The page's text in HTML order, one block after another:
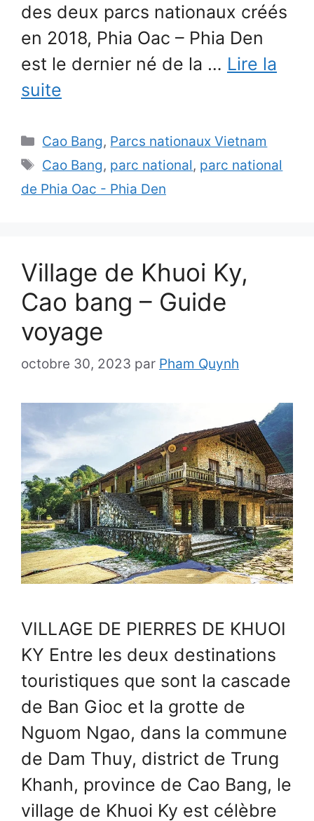
des deux parcs nationaux créés
en 2018, Phia Oac – Phia Den
est le dernier né de la … Lire la
suite
Catégories
Cao Bang, Parcs nationaux Vietnam
Étiquettes
Cao Bang, parc national, parc national
de Phia Oac - Phia Den
Village de Khuoi Ky,
Cao bang – Guide
voyage
octobre 30, 2023 par Pham Quynh
VILLAGE DE PIERRES DE KHUOI
KY Entre les deux destinations
touristiques que sont la cascade
de Ban Gioc et la grotte de
Nguom Ngao, dans la commune
de Dam Thuy, district de Trung
Khanh, province de Cao Bang, le
village de Khuoi Ky est célèbre